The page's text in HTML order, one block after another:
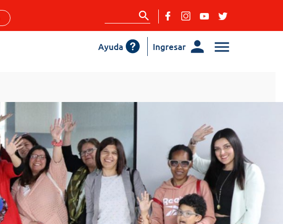
Ingresar
Ayuda